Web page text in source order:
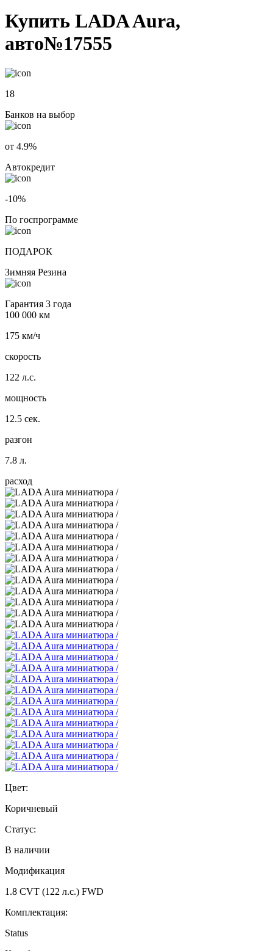
Купить LADA Aura,
авто№17555
18
Банков на выбор
от 4.9%
Автокредит
-10%
По госпрограмме
ПОДАРОК
Зимняя Резина
Гарантия 3 года
100 000 км
175 км/ч
скорость
122 л.с.
мощность
12.5 сек.
разгон
7.8 л.
расход
Цвет:
Коричневый
Статус:
В наличии
Модификация
1.8 CVT (122 л.с.) FWD
Комплектация:
Status